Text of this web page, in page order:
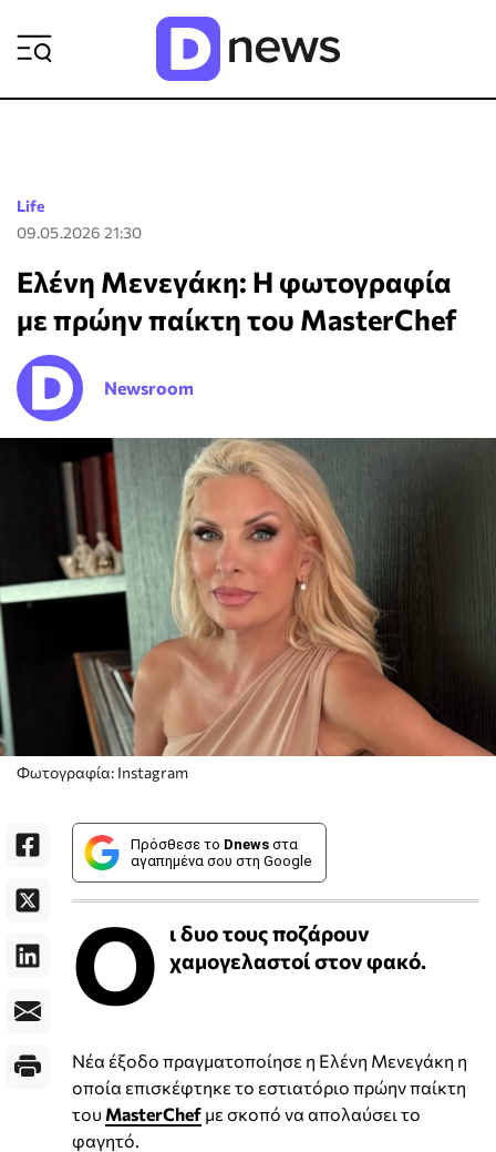
Life
09.05.2026 21:30
Ελένη Μενεγάκη: Η φωτογραφία
με πρώην παίκτη του MasterChef
Newsroom
Φωτογραφία: Instagram
Πρόσθεσε το Dnews στα
αγαπημένα σου στη Google
Ο ι δυο τους ποζάρουν
χαμογελαστοί στον φακό.
Νέα έξοδο πραγματοποίησε η Ελένη Μενεγάκη η
οποία επισκέφτηκε το εστιατόριο πρώην παίκτη
του MasterChef με σκοπό να απολαύσει το
φαγητό.